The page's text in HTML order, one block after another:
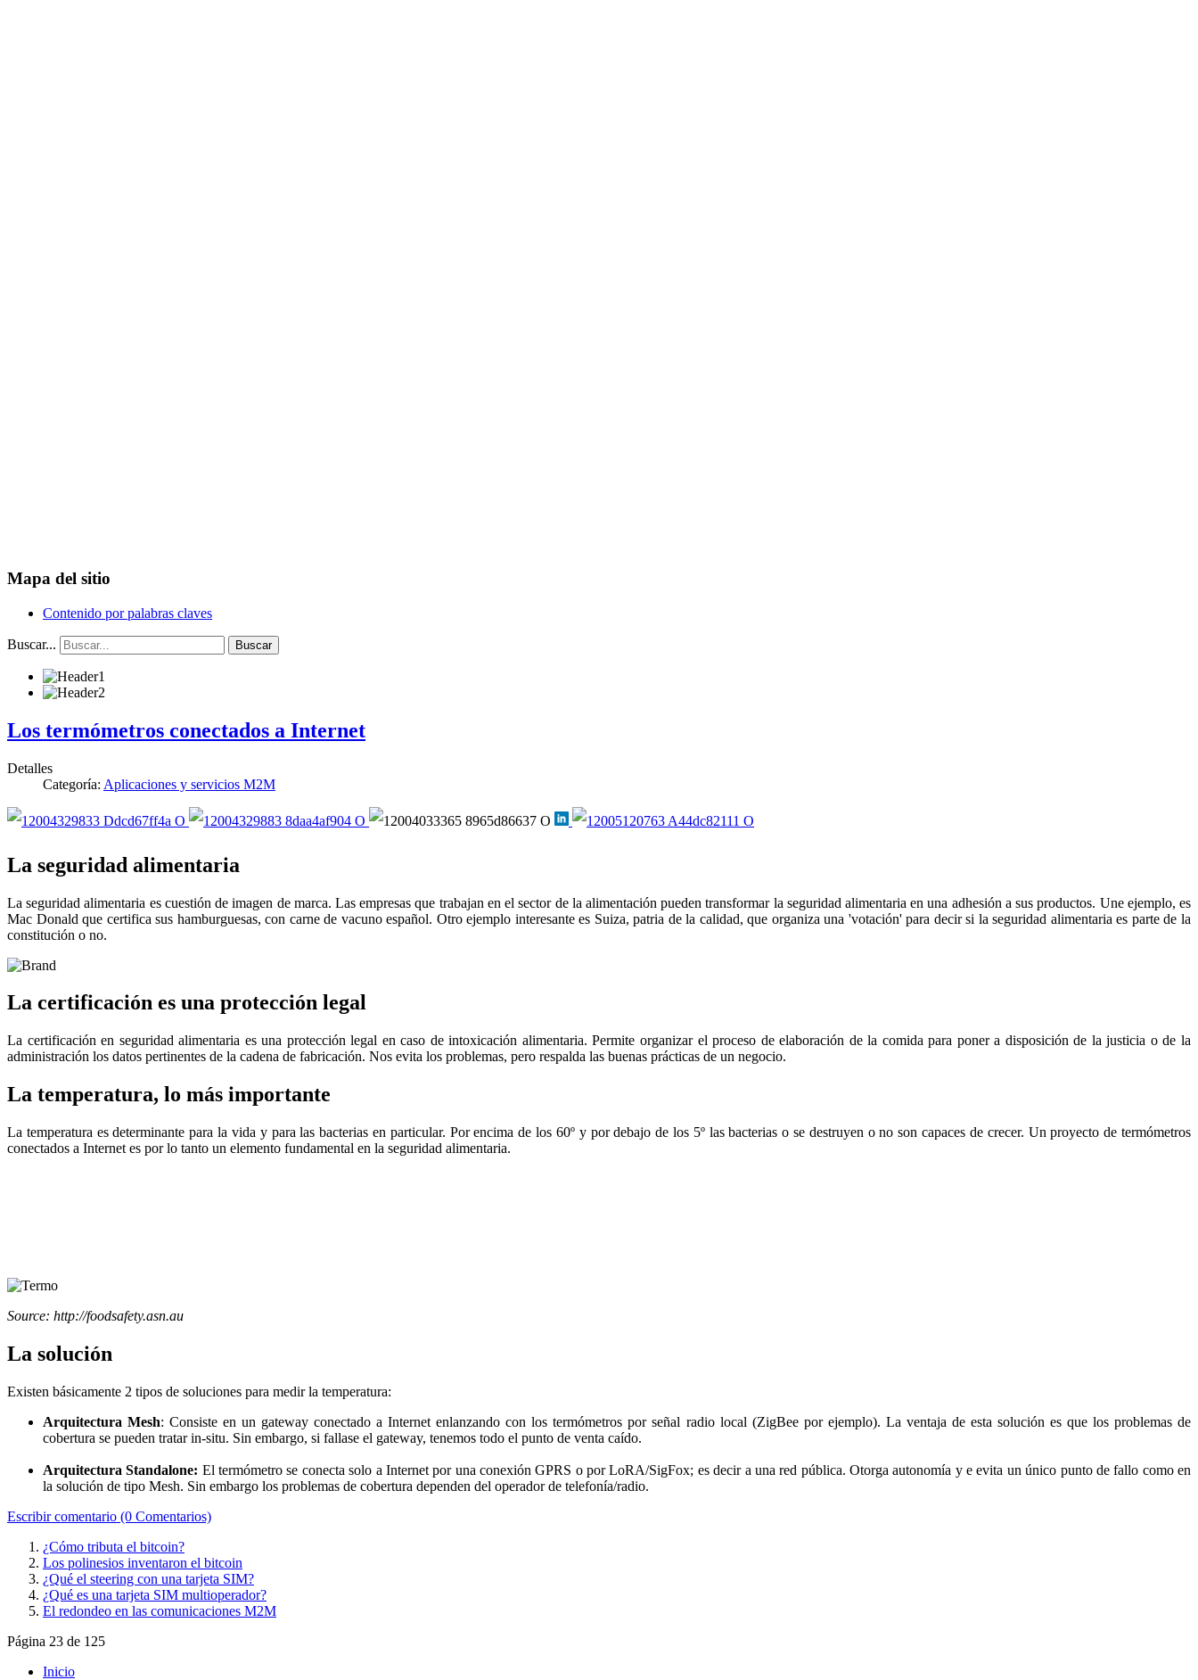
Mapa del sitio
Contenido por palabras claves
Buscar... Buscar
Los termómetros conectados a Internet
Detalles
Categoría: Aplicaciones y servicios M2M
La seguridad alimentaria
La seguridad alimentaria es cuestión de imagen de marca. Las empresas que trabajan en el sector de la alimentación pueden transformar la seguridad alimentaria en una adhesión a sus productos. Une ejemplo, es
Mac Donald que certifica sus hamburguesas, con carne de vacuno español. Otro ejemplo interesante es Suiza, patria de la calidad, que organiza una 'votación' para decir si la seguridad alimentaria es parte de la
constitución o no.
La certificación es una protección legal
La certificación en seguridad alimentaria es una protección legal en caso de intoxicación alimentaria. Permite organizar el proceso de elaboración de la comida para poner a disposición de la justicia o de la
administración los datos pertinentes de la cadena de fabricación. Nos evita los problemas, pero respalda las buenas prácticas de un negocio.
La temperatura, lo más importante
La temperatura es determinante para la vida y para las bacterias en particular. Por encima de los 60º y por debajo de los 5º las bacterias o se destruyen o no son capaces de crecer. Un proyecto de termómetros
conectados a Internet es por lo tanto un elemento fundamental en la seguridad alimentaria.
Source: http://foodsafety.asn.au
La solución
Existen básicamente 2 tipos de soluciones para medir la temperatura:
Arquitectura Mesh: Consiste en un gateway conectado a Internet enlanzando con los termómetros por señal radio local (ZigBee por ejemplo). La ventaja de esta solución es que los problemas de
cobertura se pueden tratar in-situ. Sin embargo, si fallase el gateway, tenemos todo el punto de venta caído.
Arquitectura Standalone: El termómetro se conecta solo a Internet por una conexión GPRS o por LoRA/SigFox; es decir a una red pública. Otorga autonomía y e evita un único punto de fallo como en
la solución de tipo Mesh. Sin embargo los problemas de cobertura dependen del operador de telefonía/radio.
Escribir comentario (0 Comentarios)
¿Cómo tributa el bitcoin?
Los polinesios inventaron el bitcoin
¿Qué el steering con una tarjeta SIM?
¿Qué es una tarjeta SIM multioperador?
El redondeo en las comunicaciones M2M
Página 23 de 125
Inicio